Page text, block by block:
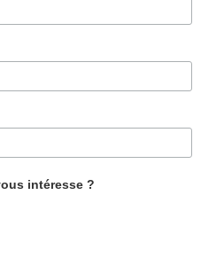
intéresse ?